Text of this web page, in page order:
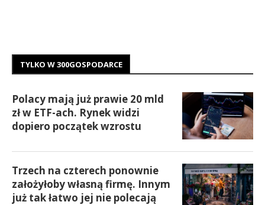
TYLKO W 300GOSPODARCE
Polacy mają już prawie 20 mld
zł w ETF-ach. Rynek widzi
dopiero początek wzrostu
Trzech na czterech ponownie
założyłoby własną firmę. Innym
już tak łatwo jej nie polecają